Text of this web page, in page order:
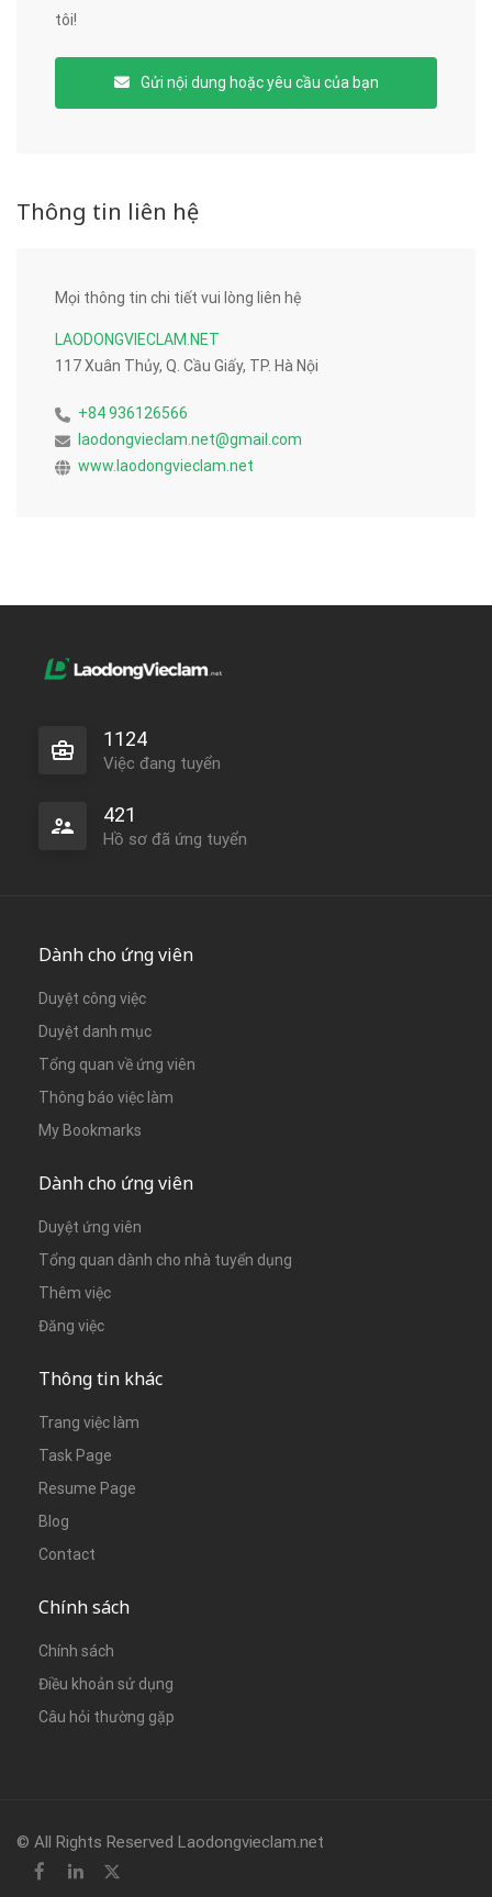
tôi!
Gửi nội dung hoặc yêu cầu của bạn
Thông tin liên hệ
Mọi thông tin chi tiết vui lòng liên hệ
LAODONGVIECLAM.NET
117 Xuân Thủy, Q. Cầu Giấy, TP. Hà Nội
+84 936126566
laodongvieclam.net@gmail.com
www.laodongvieclam.net
1124
Việc đang tuyển
421
Hồ sơ đã ứng tuyển
Dành cho ứng viên
Duyệt công việc
Duyệt danh mục
Tổng quan về ứng viên
Thông báo việc làm
My Bookmarks
Dành cho ứng viên
Duyệt ứng viên
Tổng quan dành cho nhà tuyển dụng
Thêm việc
Đăng việc
Thông tin khác
Trang việc làm
Task Page
Resume Page
Blog
Contact
Chính sách
Chính sách
Điều khoản sử dụng
Câu hỏi thường gặp
© All Rights Reserved Laodongvieclam.net